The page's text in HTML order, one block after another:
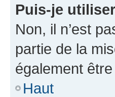
Puis-je
Non, il n’est
partie de la
également
Haut